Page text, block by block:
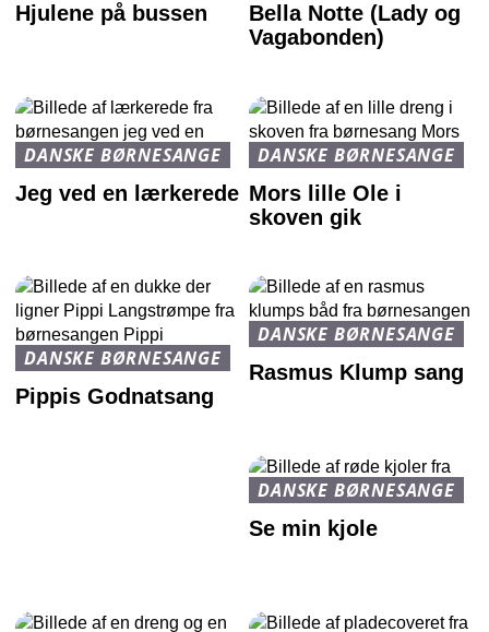
Hjulene på bussen
Bella Notte (Lady og
Vagabonden)
DANSKE BØRNESANGE
Jeg ved en lærkerede
DANSKE BØRNESANGE
Mors lille Ole i
skoven gik
DANSKE BØRNESANGE
Pippis Godnatsang
DANSKE BØRNESANGE
Rasmus Klump sang
DANSKE BØRNESANGE
Se min kjole